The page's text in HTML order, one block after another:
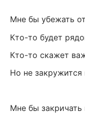
Мне бы убежать
Кто-то будет
Кто-то скажет
Но не закружится
Мне бы закричать